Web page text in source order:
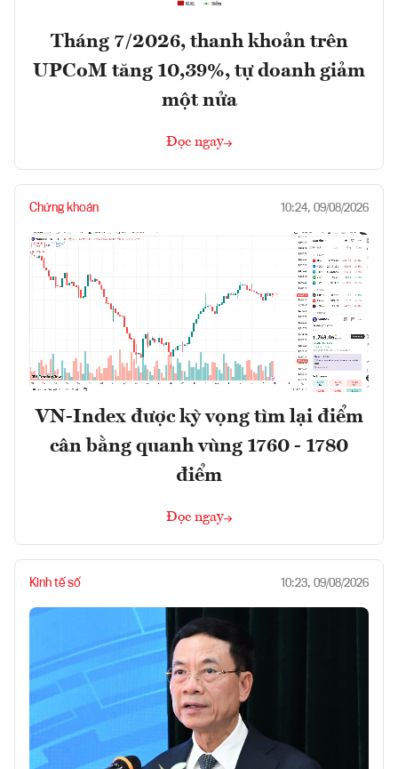
Tháng 7/2026, thanh khoản trên
UPCoM tăng 10,39%, tự doanh giảm
một nửa
Đọc ngay
Chứng khoán 10:24, 09/08/2026
VN-Index được kỳ vọng tìm lại điểm
cân bằng quanh vùng 1760 - 1780
điểm
Đọc ngay
Kinh tế số 10:23, 09/08/2026